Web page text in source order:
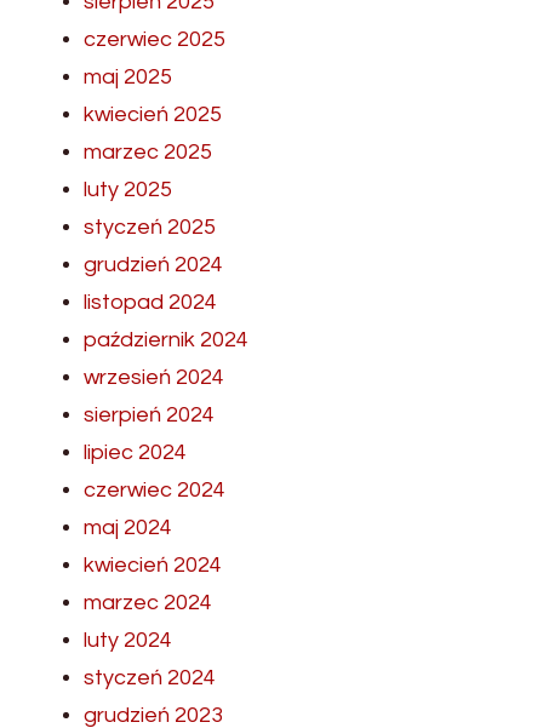
czerwiec 2025
maj 2025
kwiecień 2025
marzec 2025
luty 2025
styczeń 2025
grudzień 2024
listopad 2024
październik 2024
wrzesień 2024
sierpień 2024
lipiec 2024
czerwiec 2024
maj 2024
kwiecień 2024
marzec 2024
luty 2024
styczeń 2024
grudzień 2023